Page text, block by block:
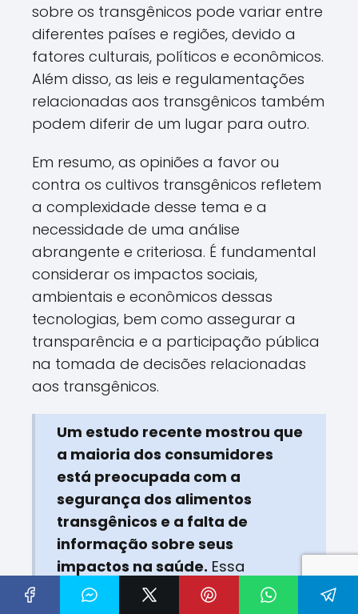
sobre os transgênicos pode variar entre
diferentes países e regiões, devido a
fatores culturais, políticos e econômicos.
Além disso, as leis e regulamentações
relacionadas aos transgênicos também
podem diferir de um lugar para outro.
Em resumo, as opiniões a favor ou
contra os cultivos transgênicos refletem
a complexidade desse tema e a
necessidade de uma análise
abrangente e criteriosa. É fundamental
considerar os impactos sociais,
ambientais e econômicos dessas
tecnologias, bem como assegurar a
transparência e a participação pública
na tomada de decisões relacionadas
aos transgênicos.
Um estudo recente mostrou que
a maioria dos consumidores
está preocupada com a
segurança dos alimentos
transgênicos e a falta de
informação sobre seus
impactos na saúde. Essa
preocupação reflete a